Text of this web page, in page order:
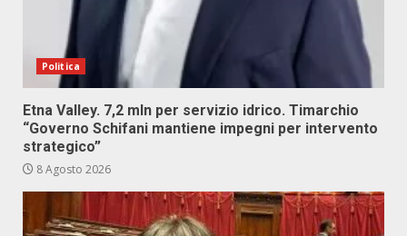
Politica
Etna Valley. 7,2 mln per servizio idrico. Timarchio
“Governo Schifani mantiene impegni per intervento
strategico”
8 Agosto 2026